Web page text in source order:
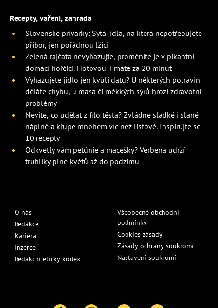
Recepty, vaření, zahrada
Slovenské prívarky: Sytá jídla, na která nepotřebujete
příbor, jen pořádnou lžíci
Zelená rajčata nevyhazujte, proměníte je v pikantní
domácí hořčici. Hotovou ji máte za 20 minut
Vyhazujete jídlo jen kvůli datu? U některých potravin
děláte chybu, u masa či měkkých sýrů hrozí zdravotní
problémy
Nevíte, co udělat z filo těsta? Zvládne sladké i slané
náplně a křupe mnohem víc než listové. Inspirujte se
10 recepty
Odkvetly vám petúnie a macešky? Verbena udrží
truhlíky plné květů až do podzimu
O nás
Redakce
Kariéra
Inzerce
Redakční etický kodex
Všeobecné obchodní
podmínky
Cookies zásady
Zásady ochrany soukromí
Nastavení soukromí